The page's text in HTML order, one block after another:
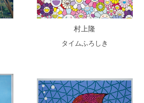
村上隆
タイムふろしき